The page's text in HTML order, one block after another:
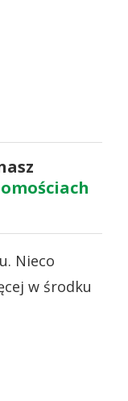
Nieco
w środku